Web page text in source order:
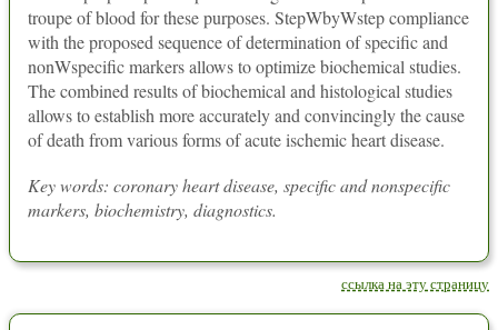
troupe of blood for these purposes. StepWbyWstep compliance
with the proposed sequence of determination of specific and
nonWspecific markers allows to optimize biochemical studies.
The combined results of biochemical and histological studies
allows to establish more accurately and convincingly the cause
of death from various forms of acute ischemic heart disease.
Key words: coronary heart disease, specific and nonspecific
markers, biochemistry, diagnostics.
ссылка на эту страницу